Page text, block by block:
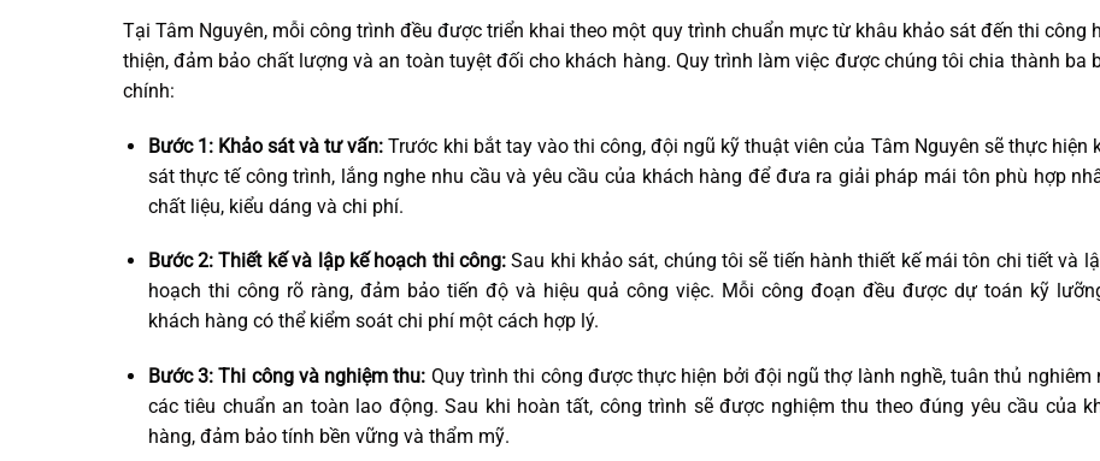
Tại Tâm Nguyên, mỗi công trình đều được triển khai theo một quy trình chuẩn mực từ khâu khảo sát đến thi công
thiện, đảm bảo chất lượng và an toàn tuyệt đối cho khách hàng. Quy trình làm việc được chúng tôi chia thành ba
chính:
Bước 1: Khảo sát và tư vấn: Trước khi bắt tay vào thi công, đội ngũ kỹ thuật viên của Tâm Nguyên sẽ thực hiện
sát thực tế công trình, lắng nghe nhu cầu và yêu cầu của khách hàng để đưa ra giải pháp mái tôn phù hợp
chất liệu, kiểu dáng và chi phí.
Bước 2: Thiết kế và lập kế hoạch thi công:Sau khi khảo sát, chúng tôi sẽ tiến hành thiết kế mái tôn chi tiết và
hoạch thi công rõ ràng, đảm bảo tiến độ và hiệu quả công việc. Mỗi công đoạn đều được dự toán kỹ
khách hàng có thể kiểm soát chi phí một cách hợp lý.
Bước 3: Thi công và nghiệm thu: Quy trình thi công được thực hiện bởi đội ngũ thợ lành nghề, tuân thủ nghiêm
các tiêu chuẩn an toàn lao động. Sau khi hoàn tất, công trình sẽ được nghiệm thu theo đúng yêu cầu của
hàng, đảm bảo tính bền vững và thẩm mỹ.